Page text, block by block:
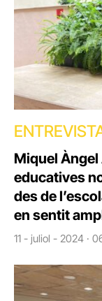
Miquel
educatives
des de
en sentit
11 - juliol - 2024 ·